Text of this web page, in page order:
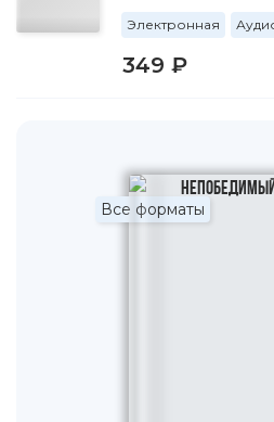
Электронная
349 ₽
Все форматы